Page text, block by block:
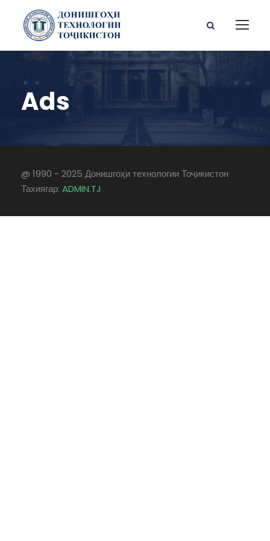
Ads
@ 1990 - 2025 Донишгоҳи технологии Тоҷикистон
Тахиягар: ADMIN.TJ